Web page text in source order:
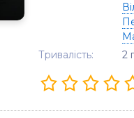
Тривалість:
2